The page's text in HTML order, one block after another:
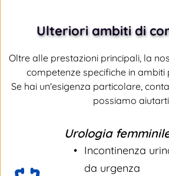
Ulteriori ambiti di
Oltre alle prestazioni principali, la
competenze specifiche in ambiti
Se hai un'esigenza particolare,
possiamo
Urologia
Incontinenza
da urgenza